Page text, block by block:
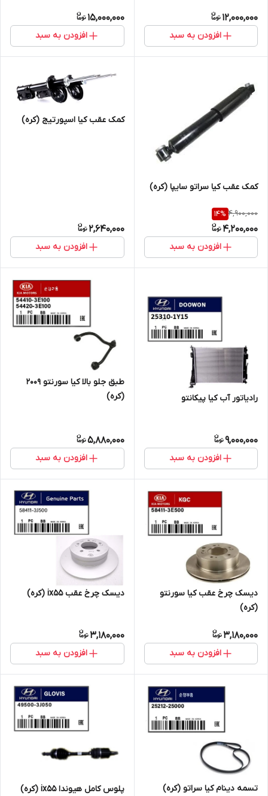
12,000,000
افزودن به سبد
15,000,000
افزودن به سبد
کمک عقب کیا سراتو سایپا (کره)
4,900,000
14%
4,200,000
افزودن به سبد
کمک عقب کیا اسپورتیج (کره)
2,640,000
افزودن به سبد
رادیاتور آب کیا پیکانتو
9,000,000
افزودن به سبد
طبق جلو بالا کیا سورنتو ۲۰۰۹
(کره)
5,880,000
افزودن به سبد
دیسک چرخ عقب کیا سورنتو
(کره)
3,180,000
افزودن به سبد
دیسک چرخ عقب ix55 (کره)
3,180,000
افزودن به سبد
تسمه دینام کیا سراتو (کره) پلوس کامل هیوندا ix55 (کره)